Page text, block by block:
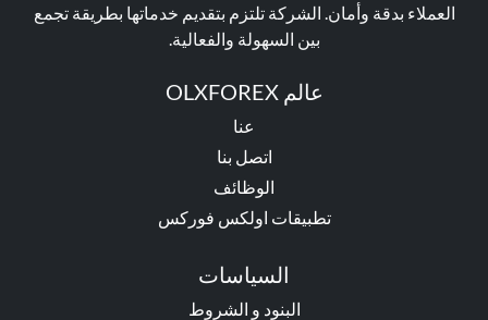
العملاء بدقة وأمان. الشركة تلتزم بتقديم خدماتها بطريقة تجمع
بين السهولة والفعالية.
عالم OLXFOREX
عنا
اتصل بنا
الوظائف
تطبيقات اولكس فوركس
السياسات
البنود و الشروط